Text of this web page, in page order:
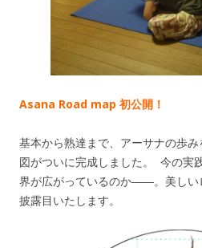
Asana Road map 初公開！
基本から熟達まで、アーサナの歩
図がついに完成しました。 今の実
界が広がっているのか――。美しい
披露目いたします。